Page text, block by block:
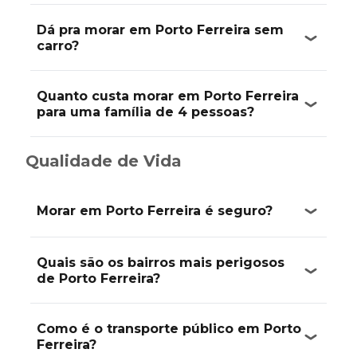
Dá pra morar em Porto Ferreira sem
carro?
Quanto custa morar em Porto Ferreira
para uma família de 4 pessoas?
Qualidade de Vida
Morar em Porto Ferreira é seguro?
Quais são os bairros mais perigosos
de Porto Ferreira?
Como é o transporte público em Porto
Ferreira?